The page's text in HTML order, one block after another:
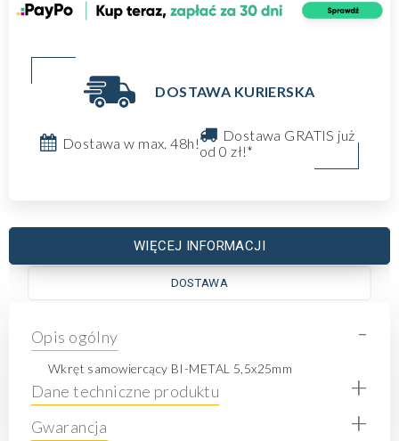
DOSTAWA KURIERSKA
Dostawa w max. 48h!
Dostawa GRATIS już
od 0 zł!*
WIĘCEJ INFORMACJI
DOSTAWA
Opis ogólny -
Wkręt samowiercący BI-METAL 5,5x25mm
Dane techniczne produktu +
Gwarancja +